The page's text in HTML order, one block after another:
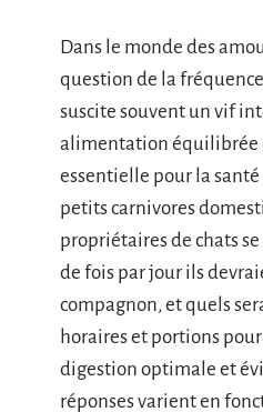
Dans le monde des
question de la
suscite souvent un vif
alimentation équilibrée
essentielle pour la
petits carnivores
propriétaires de chats
de fois par jour ils
compagnon, et quels
horaires et portions
digestion optimale et
réponses varient en